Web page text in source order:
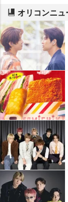
オリコンニ